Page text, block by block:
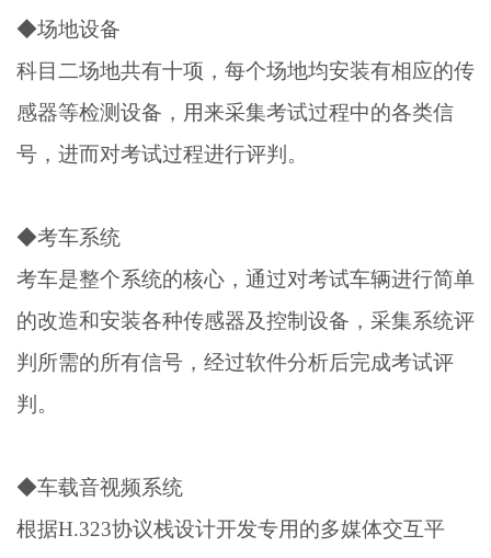
◆场地设备
科目二场地共有十项，每个场地均安装有相应的传
感器等检测设备，用来采集考试过程中的各类信
号，进而对考试过程进行评判。
◆考车系统
考车是整个系统的核心，通过对考试车辆进行简单
的改造和安装各种传感器及控制设备，采集系统评
判所需的所有信号，经过软件分析后完成考试评
判。
◆车载音视频系统
根据H.323协议栈设计开发专用的多媒体交互平